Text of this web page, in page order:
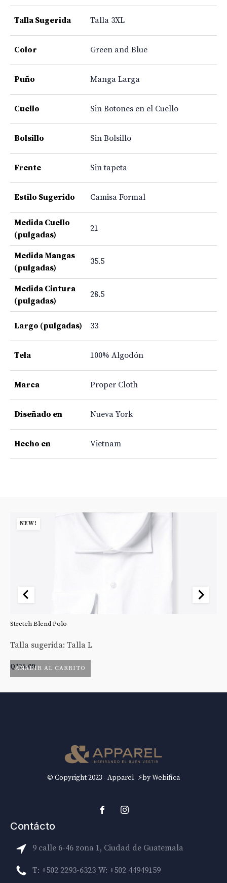
Talla Sugerida Talla 3XL
Color Green and Blue
Puño Manga Larga
Cuello Sin Botones en el Cuello
Bolsillo Sin Bolsillo
Frente Sin tapeta
Estilo Sugerido Camisa Formal
Medida Cuello
(pulgadas)
21
Medida Mangas
(pulgadas)
35.5
Medida Cintura
(pulgadas)
28.5
Largo (pulgadas) 33
Tela 100% Algodón
Marca Proper Cloth
Diseñado en Nueva York
Hecho en Vietnam
NEW!
AÑADIR AL CARRITO
Stretch Blend Polo
Talla sugerida: Talla L
Q175.00
© Copyright 2023 - Apparel- ⚡by Webifica
Contácto
9 calle 6-46 zona 1, Ciudad de Guatemala
T: +502 2293-6323 W: +502 44949159